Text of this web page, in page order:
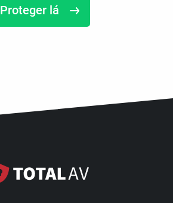
Proteger lá